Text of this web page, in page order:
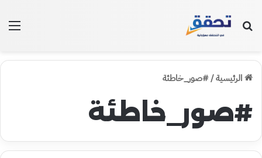
بحث عن
الرئيسية/#صور_خاطئة
#صور_خاطئة